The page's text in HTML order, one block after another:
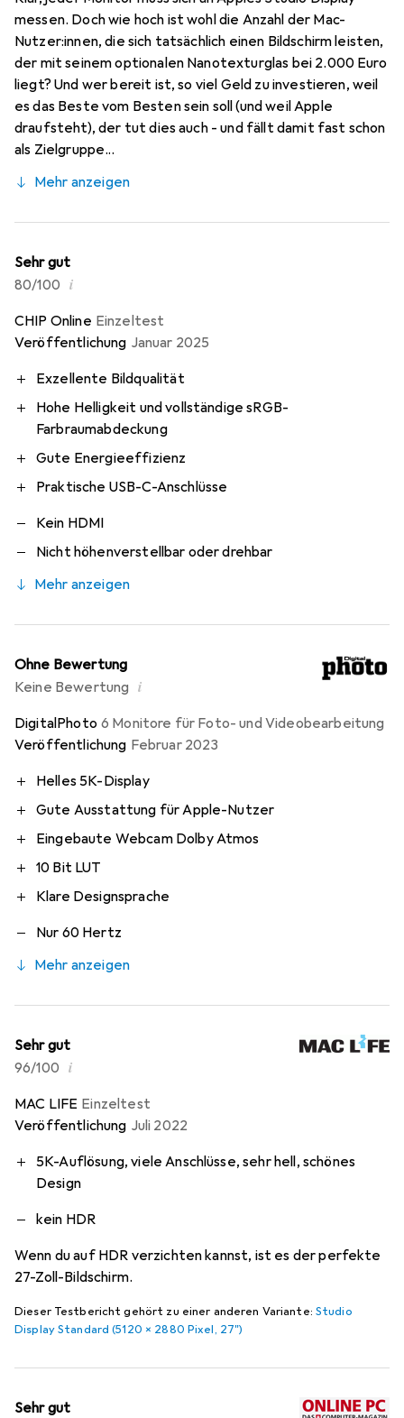
messen. Doch wie hoch ist wohl die Anzahl der Mac-
Nutzer:innen, die sich tatsächlich einen Bildschirm leisten,
der mit seinem optionalen Nanotexturglas bei 2.000 Euro
liegt? Und wer bereit ist, so viel Geld zu investieren, weil
es das Beste vom Besten sein soll (und weil Apple
draufsteht), der tut dies auch - und fällt damit fast schon
als Zielgruppe...
Mehr anzeigen
Sehr gut
80/100 i
CHIP Online Einzeltest
Veröffentlichung Januar 2025
Exzellente Bildqualität
Hohe Helligkeit und vollständige sRGB-
Farbraumabdeckung
Gute Energieeffizienz
Praktische USB-C-Anschlüsse
Kein HDMI
Nicht höhenverstellbar oder drehbar
Mehr anzeigen
Ohne Bewertung
Keine Bewertung i
DigitalPhoto 6 Monitore für Foto- und Videobearbeitung
Veröffentlichung Februar 2023
Helles 5K-Display
Gute Ausstattung für Apple-Nutzer
Eingebaute Webcam Dolby Atmos
10 Bit LUT
Klare Designsprache
Nur 60 Hertz
Mehr anzeigen
Sehr gut
96/100 i
MAC LIFE Einzeltest
Veröffentlichung Juli 2022
5K-Auflösung, viele Anschlüsse, sehr hell, schönes
Design
kein HDR
Wenn du auf HDR verzichten kannst, ist es der perfekte
27-Zoll-Bildschirm.
Dieser Testbericht gehört zu einer anderen Variante: Studio
Display Standard (5120 x 2880 Pixel, 27")
Sehr gut